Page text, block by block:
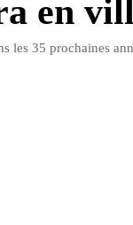
en
les 35 prochaines